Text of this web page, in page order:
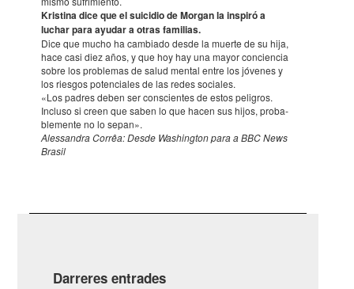
Kris­tina dice que el suicidio de Morgan la inspiró a
luchar para ayudar a otras fami­lias.
Dice que mucho ha cambiado desde la muerte de su hija,
hace casi diez años, y que hoy hay una mayor concien­cia
sobre los proble­mas de salud mental entre los jóve­nes y
los ries­gos poten­cia­les de las redes socia­les.
«Los padres deben ser cons­cien­tes de estos peli­gros.
Incluso si creen que saben lo que hacen sus hijos, proba­
ble­mente no lo sepan».
Alessan­dra Corrêa: Desde Washin­gton para a BBC News
Brasil
Darreres entrades